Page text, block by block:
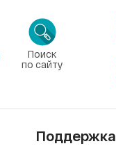
Поиск
по сайту
Поддержка